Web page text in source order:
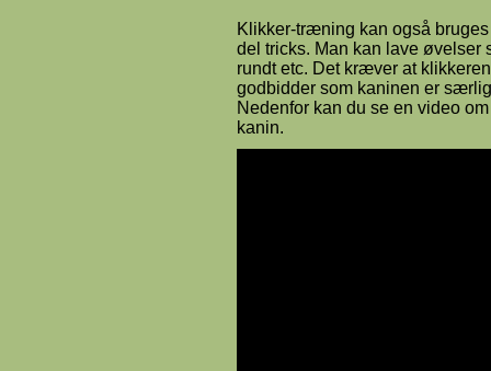
Klikker-træning kan også
del tricks. Man kan lave øvelser
rundt etc. Det kræver at
godbidder som kaninen er
Nedenfor kan du se en video
kanin.